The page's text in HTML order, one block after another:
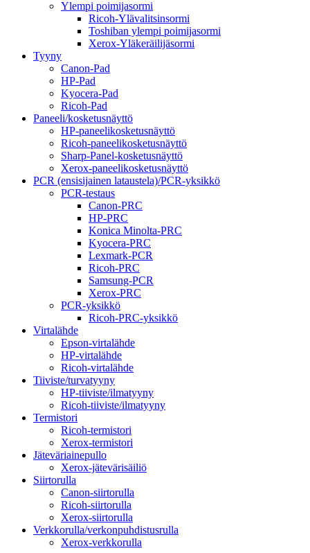
Ylempi poimijasormi
Ricoh-Ylävalitsinsormi
Toshiban ylempi poimijasormi
Xerox-Yläkeräilijäsormi
Tyyny
Canon-Pad
HP-Pad
Kyocera-Pad
Ricoh-Pad
Paneeli/kosketusnäyttö
HP-paneelikosketusnäyttö
Ricoh-paneelikosketusnäyttö
Sharp-Panel-kosketusnäyttö
Xerox-paneelikosketusnäyttö
PCR (ensisijainen lataustela)/PCR-yksikkö
PCR-testaus
Canon-PRC
HP-PRC
Konica Minolta-PRC
Kyocera-PRC
Lexmark-PCR
Ricoh-PRC
Samsung-PCR
Xerox-PRC
PCR-yksikkö
Ricoh-PRC-yksikkö
Virtalähde
Epson-virtalähde
HP-virtalähde
Ricoh-virtalähde
Tiiviste/turvatyyny
HP-tiiviste/ilmatyyny
Ricoh-tiiviste/ilmatyyny
Termistori
Ricoh-termistori
Xerox-termistori
Jäteväriainepullo
Xerox-jätevärisäiliö
Siirtorulla
Canon-siirtorulla
Ricoh-siirtorulla
Xerox-siirtorulla
Verkkorulla/verkonpuhdistusrulla
Xerox-verkkorulla